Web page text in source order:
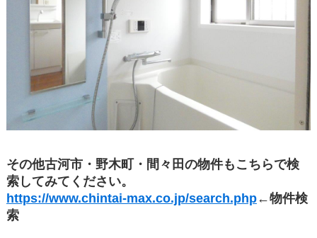
その他古河市・野木町・間々田の物件もこちらで検
索してみてください。
https://www.chintai-max.co.jp/search.php←物件検
索